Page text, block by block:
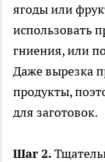
ягоды или
использовать
гниения, или
Даже вырезка
продукты,
для заготовок.
Шаг 2.